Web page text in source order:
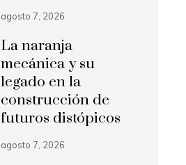
agosto 7, 2026
La naranja
mecánica y su
legado en la
construcción de
futuros distópicos
agosto 7, 2026